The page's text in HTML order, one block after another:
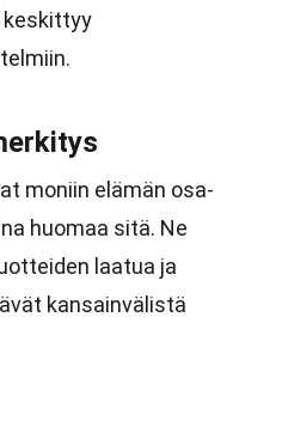
keskittyy
moniin elämän osa-
huomaa sitä. Ne
laatua ja
kansainvälistä